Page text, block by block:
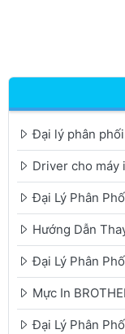
Đại lý phân
Driver cho máy
Đại Lý Phân
Hướng Dẫn
Đại Lý Phân
Mực In
Đại Lý Phân